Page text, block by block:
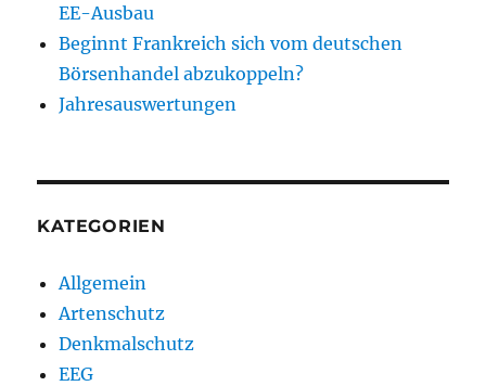
EE-Ausbau
Beginnt Frankreich sich vom deutschen
Börsenhandel abzukoppeln?
Jahresauswertungen
KATEGORIEN
Allgemein
Artenschutz
Denkmalschutz
EEG